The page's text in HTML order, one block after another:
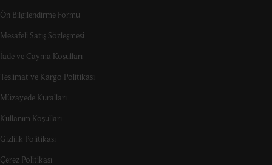
Ön Bilgilendirme Formu
Mesafeli Satış Sözleşmesi
İade ve Cayma Koşulları
Teslimat ve Kargo Politikası
Müzayede Kuralları
Kullanım Koşulları
Gizlilik Politikası
Çerez Politikası